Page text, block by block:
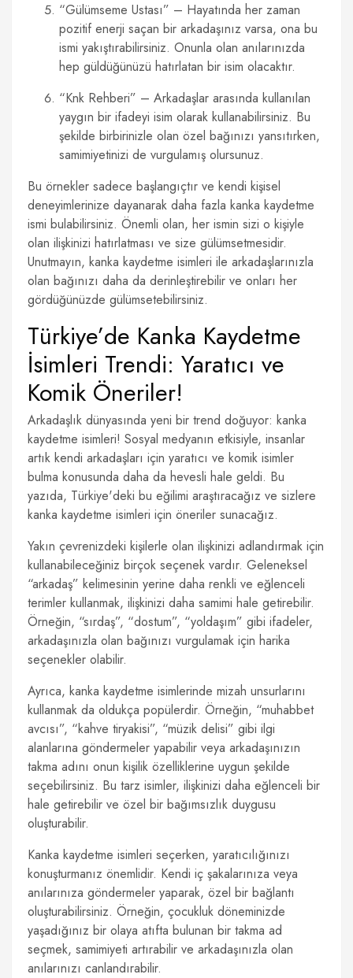
“Gülümseme Ustası” – Hayatında her zaman
pozitif enerji saçan bir arkadaşınız varsa, ona bu
ismi yakıştırabilirsiniz. Onunla olan anılarınızda
hep güldüğünüzü hatırlatan bir isim olacaktır.
“Knk Rehberi” – Arkadaşlar arasında kullanılan
yaygın bir ifadeyi isim olarak kullanabilirsiniz. Bu
şekilde birbirinizle olan özel bağınızı yansıtırken,
samimiyetinizi de vurgulamış olursunuz.
Bu örnekler sadece başlangıçtır ve kendi kişisel
deneyimlerinize dayanarak daha fazla kanka kaydetme
ismi bulabilirsiniz. Önemli olan, her ismin sizi o kişiyle
olan ilişkinizi hatırlatması ve size gülümsetmesidir.
Unutmayın, kanka kaydetme isimleri ile arkadaşlarınızla
olan bağınızı daha da derinleştirebilir ve onları her
gördüğünüzde gülümsetebilirsiniz.
Türkiye’de Kanka Kaydetme
İsimleri Trendi: Yaratıcı ve
Komik Öneriler!
Arkadaşlık dünyasında yeni bir trend doğuyor: kanka
kaydetme isimleri! Sosyal medyanın etkisiyle, insanlar
artık kendi arkadaşları için yaratıcı ve komik isimler
bulma konusunda daha da hevesli hale geldi. Bu
yazıda, Türkiye'deki bu eğilimi araştıracağız ve sizlere
kanka kaydetme isimleri için öneriler sunacağız.
Yakın çevrenizdeki kişilerle olan ilişkinizi adlandırmak için
kullanabileceğiniz birçok seçenek vardır. Geleneksel
“arkadaş” kelimesinin yerine daha renkli ve eğlenceli
terimler kullanmak, ilişkinizi daha samimi hale getirebilir.
Örneğin, “sırdaş”, “dostum”, “yoldaşım” gibi ifadeler,
arkadaşınızla olan bağınızı vurgulamak için harika
seçenekler olabilir.
Ayrıca, kanka kaydetme isimlerinde mizah unsurlarını
kullanmak da oldukça popülerdir. Örneğin, “muhabbet
avcısı”, “kahve tiryakisi”, “müzik delisi” gibi ilgi
alanlarına göndermeler yapabilir veya arkadaşınızın
takma adını onun kişilik özelliklerine uygun şekilde
seçebilirsiniz. Bu tarz isimler, ilişkinizi daha eğlenceli bir
hale getirebilir ve özel bir bağımsızlık duygusu
oluşturabilir.
Kanka kaydetme isimleri seçerken, yaratıcılığınızı
konuşturmanız önemlidir. Kendi iç şakalarınıza veya
anılarınıza göndermeler yaparak, özel bir bağlantı
oluşturabilirsiniz. Örneğin, çocukluk döneminizde
yaşadığınız bir olaya atıfta bulunan bir takma ad
seçmek, samimiyeti artırabilir ve arkadaşınızla olan
anılarınızı canlandırabilir.